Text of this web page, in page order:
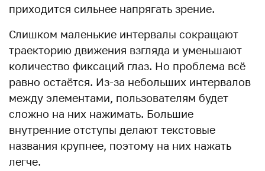
приходится сильнее напрягать зрение.
Слишком маленькие интервалы сокращают
траекторию движения взгляда и уменьшают
количество фиксаций глаз. Но проблема всё
равно остаётся. Из-за небольших интервалов
между элементами, пользователям будет
сложно на них нажимать. Большие
внутренние отступы делают текстовые
названия крупнее, поэтому на них нажать
легче.